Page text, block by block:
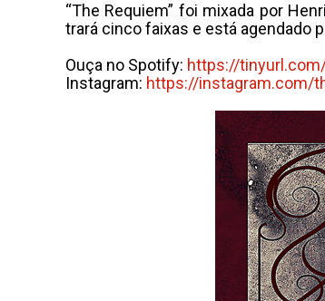
“The Requiem” foi mixada por
trará cinco faixas e está agendado
Ouça no Spotify: https://
Instagram: https://instagram.com/